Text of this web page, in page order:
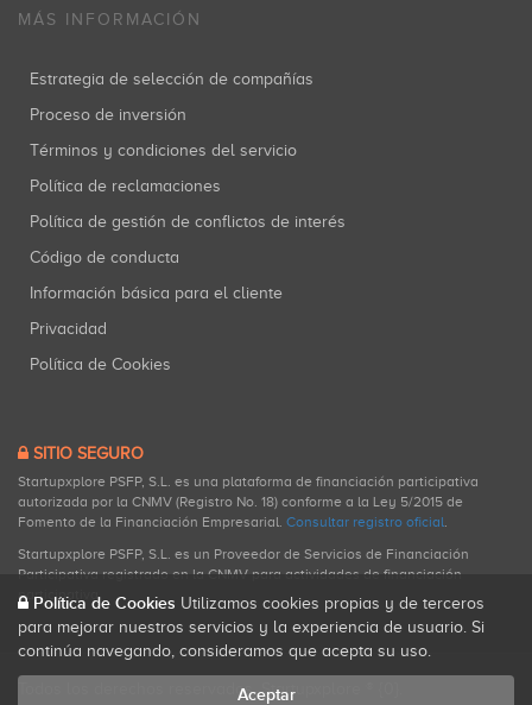
MÁS INFORMACIÓN
Estrategia de selección de compañías
Proceso de inversión
Términos y condiciones del servicio
Política de reclamaciones
Política de gestión de conflictos de interés
Código de conducta
Información básica para el cliente
Privacidad
Política de Cookies
SITIO SEGURO
Startupxplore PSFP, S.L. es una plataforma de financiación participativa
autorizada por la CNMV (Registro No. 18) conforme a la Ley 5/2015 de
Fomento de la Financiación Empresarial. Consultar registro oficial.
Startupxplore PSFP, S.L. es un Proveedor de Servicios de Financiación
Participativa registrado en la CNMV para actividades de financiación
participativa.
Todos los derechos reservados. Startupxplore ® {0}.
Política de Cookies Utilizamos cookies propias y de terceros
para mejorar nuestros servicios y la experiencia de usuario. Si
continúa navegando, consideramos que acepta su uso.
Aceptar